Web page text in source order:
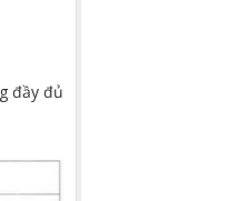
đầy đủ